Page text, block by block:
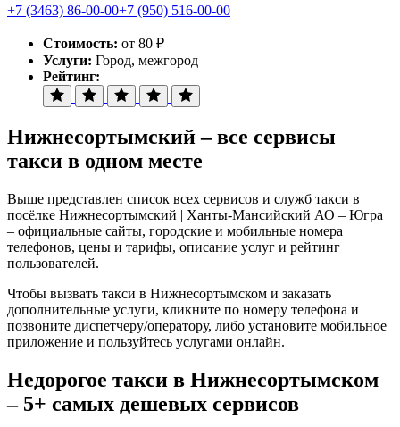
+7 (3463) 86-00-00+7 (950) 516-00-00
Стоимость: от 80 ₽
Услуги: Город, межгород
Рейтинг:
Нижнесортымский – все сервисы
такси в одном месте
Выше представлен список всех сервисов и служб такси в
посёлке Нижнесортымский | Ханты-Мансийский АО – Югра
– официальные сайты, городские и мобильные номера
телефонов, цены и тарифы, описание услуг и рейтинг
пользователей.
Чтобы вызвать такси в Нижнесортымском и заказать
дополнительные услуги, кликните по номеру телефона и
позвоните диспетчеру/оператору, либо установите мобильное
приложение и пользуйтесь услугами онлайн.
Недорогое такси в Нижнесортымском
– 5+ самых дешевых сервисов